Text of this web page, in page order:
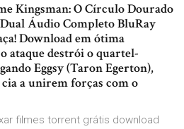
Kingsman: O Círculo Dourado
Áudio Completo BluRay
Download em ótima
ataque destrói o quartel-
Eggsy (Taron Egerton),
a unirem forças com o
filmes torrent grátis download